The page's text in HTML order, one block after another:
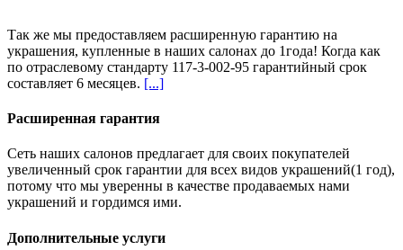
Так же мы предоставляем расширенную гарантию на
украшения, купленные в наших салонах до 1года! Когда как
по отраслевому стандарту 117-3-002-95 гарантийный срок
составляет 6 месяцев. [...]
Расширенная гарантия
Сеть наших салонов предлагает для своих покупателей
увеличенный срок гарантии для всех видов украшений(1 год),
потому что мы уверенны в качестве продаваемых нами
украшений и гордимся ими.
Дополнительные услуги